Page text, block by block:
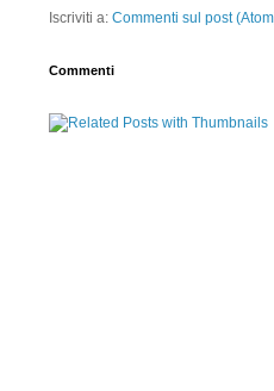
Iscriviti a: Commenti sul post
Commenti